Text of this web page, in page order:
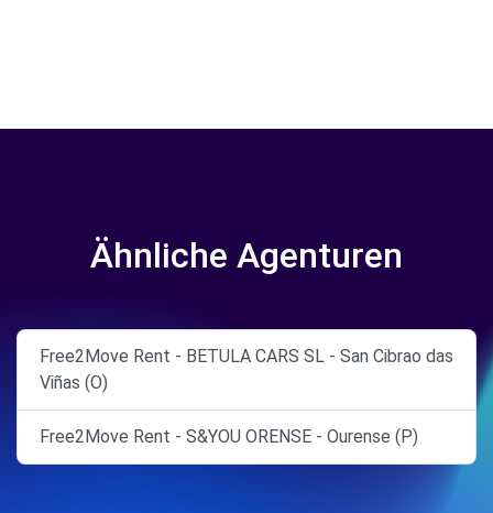
Ähnliche Agenturen
Free2Move Rent - BETULA CARS SL - San Cibrao das
Viñas (O)
Free2Move Rent - S&YOU ORENSE - Ourense (P)